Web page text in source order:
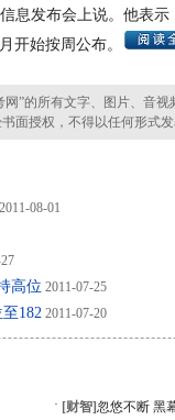
息发布会上说。他表
开始按周公布。
”的所有文字、图片、音视
面授权，不得以任何形式
2011-08-01
高位 2011-07-25
182 2011-07-20
· [财智]忽悠不断 黑